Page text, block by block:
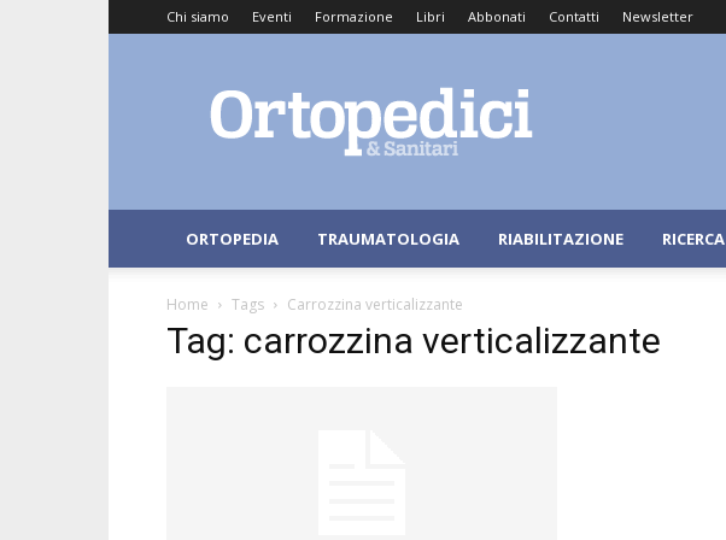
Chi siamo Eventi Formazione Libri Abbonati Contatti Newsletter
e
Sanitari
ORTOPEDIA TRAUMATOLOGIA RIABILITAZIONE RICERCA
Home Tags Carrozzina verticalizzante
Tag: carrozzina verticalizzante